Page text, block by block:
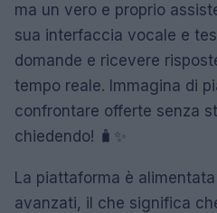
ma un vero e proprio
sua interfaccia vocale e
domande e ricevere
tempo reale. Immagina di
confrontare offerte senza
chiedendo! 🧳✨
La piattaforma è
avanzati, il che significa